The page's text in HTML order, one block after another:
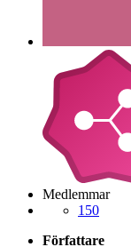
Medlemmar
150
Författare